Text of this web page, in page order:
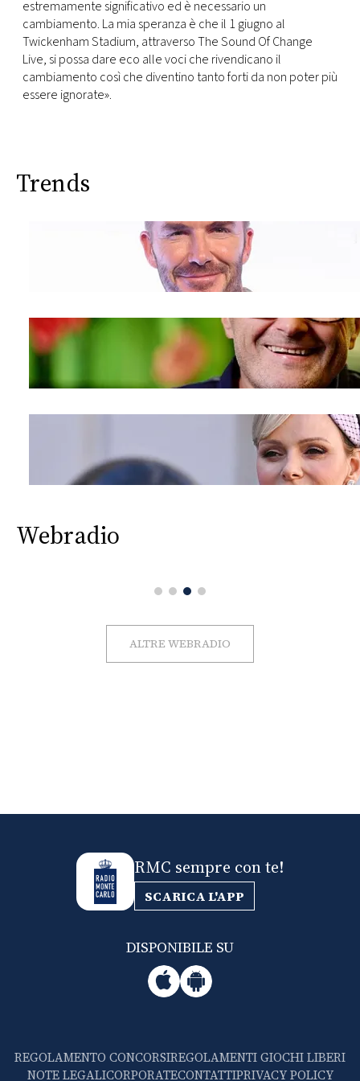
estremamente significativo ed è necessario un
cambiamento. La mia speranza è che il 1 giugno al
Twickenham Stadium, attraverso The Sound Of Change
Live, si possa dare eco alle voci che rivendicano il
cambiamento così che diventino tanto forti da non poter più
essere ignorate».
Trends
Webradio
ALTRE WEBRADIO
RMC sempre con te!
SCARICA L'APP
DISPONIBILE SU
REGOLAMENTO CONCORSIREGOLAMENTI GIOCHI LIBERI
NOTE LEGALICORPORATECONTATTIPRIVACY POLICY